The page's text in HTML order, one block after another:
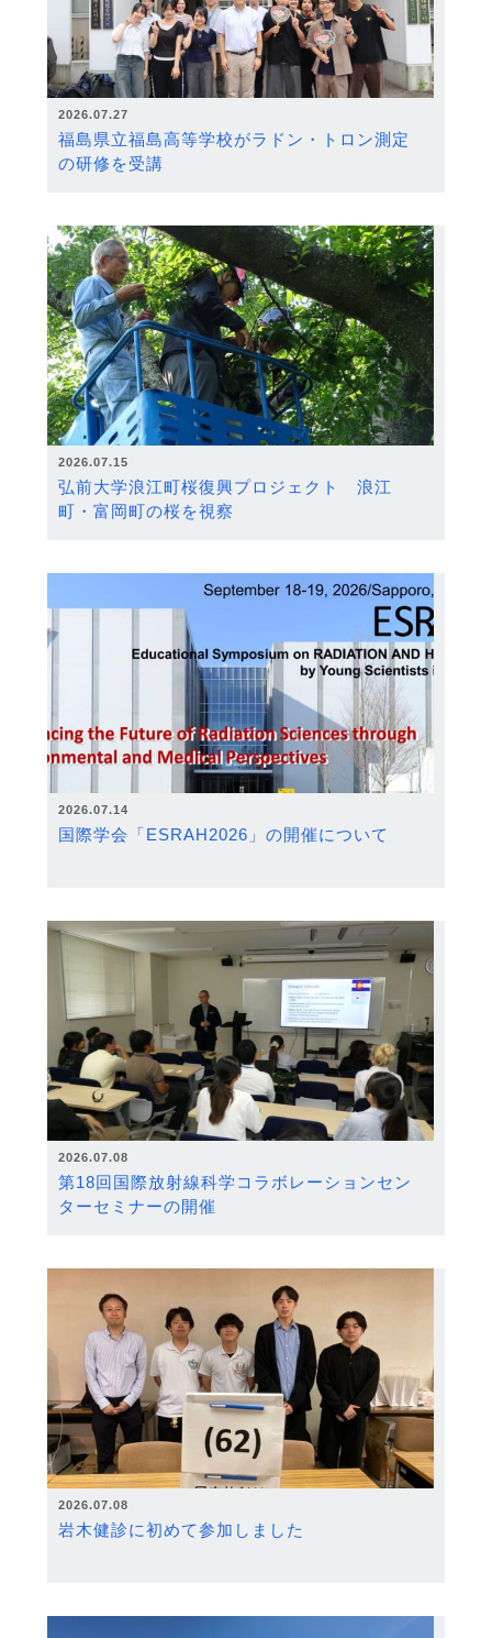
2026.07.27
福島県立福島高等学校がラドン・トロン測定
の研修を受講
2026.07.15
弘前大学浪江町桜復興プロジェクト 浪江
町・富岡町の桜を視察
2026.07.14
国際学会「ESRAH2026」の開催について
2026.07.08
第18回国際放射線科学コラボレーションセン
ターセミナーの開催
2026.07.08
岩木健診に初めて参加しました